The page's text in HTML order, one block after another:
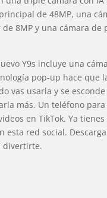
de 48MP, una
8MP y una cámara de
Y9s incluye una
pop-up hace que
vas usarla y se
más. Un teléfono
en TikTok. Ya
esta red social.
divertirte.